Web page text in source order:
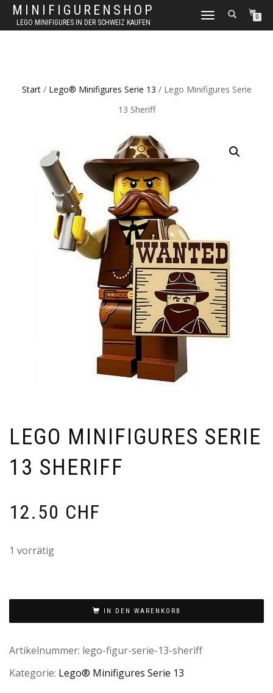
MINIFIGURENSHOP
LEGO MINIFIGURES IN DER SCHWEIZ KAUFEN
NAVIGATION
0
Start/ Lego® Minifigures Serie 13 / Lego Minifigures Serie
13 Sheriff
LEGO MINIFIGURES SERIE
13 SHERIFF
12.50 CHF
1 vorrätig
IN DEN WARENKORB
Artikelnummer: lego-figur-serie-13-sheriff
Kategorie: Lego® Minifigures Serie 13